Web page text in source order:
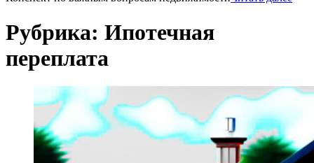
Рубрика: Ипотечная
переплата